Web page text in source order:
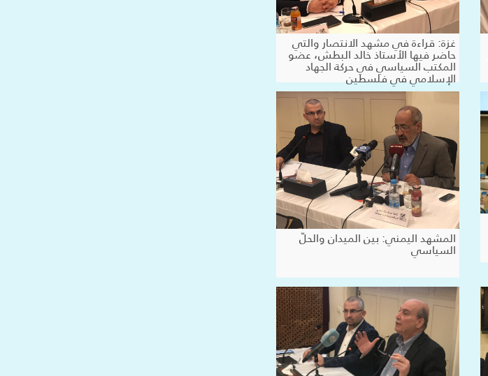
غزة: قراءة في مشهد الانتصار والتي
حاضر فيها الأستاذ خالد البطش، عضو
المكتب السياسي في حركة الجهاد
الإسلامي في فلسطين
المشهد اليمني: بين الميدان والحلّ
السياسي